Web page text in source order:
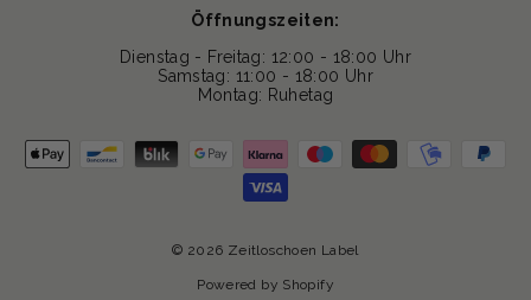
Öffnungszeiten:
Dienstag - Freitag: 12:00 - 18:00 Uhr
Samstag: 11:00 - 18:00 Uhr
Montag: Ruhetag
© 2026 Zeitloschoen Label
Powered by Shopify